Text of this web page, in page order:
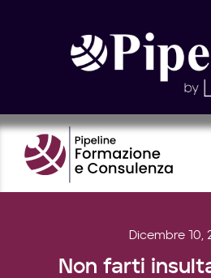
Dicembre 10,
Non farti